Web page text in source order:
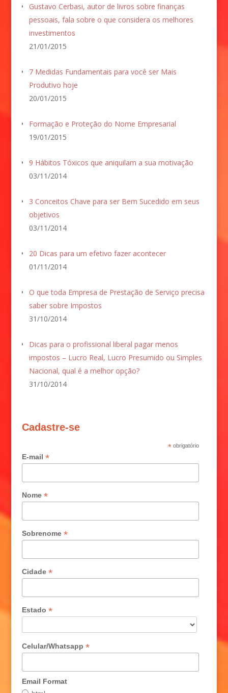
Gustavo Cerbasi, autor de livros sobre finanças
pessoais, fala sobre o que considera os melhores
investimentos
21/01/2015
7 Medidas Fundamentais para você ser Mais
Produtivo hoje
20/01/2015
Formação e Proteção do Nome Empresarial
19/01/2015
9 Hábitos Tóxicos que aniquilam a sua motivação
03/11/2014
3 Conceitos Chave para ser Bem Sucedido em seus
objetivos
03/11/2014
20 Dicas para um efetivo fazer acontecer
01/11/2014
O que toda Empresa de Prestação de Serviço precisa
saber sobre Impostos
31/10/2014
Dicas para o profissional liberal pagar menos
impostos – Lucro Real, Lucro Presumido ou Simples
Nacional, qual é a melhor opção?
31/10/2014
Cadastre-se
*obrigatório
E-mail *
Nome *
Sobrenome *
Cidade *
Estado *
Celular/Whatsapp *
Email Format